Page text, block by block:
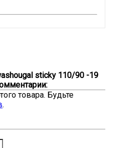
sticky 110/90 -19
товара. Будьте
.